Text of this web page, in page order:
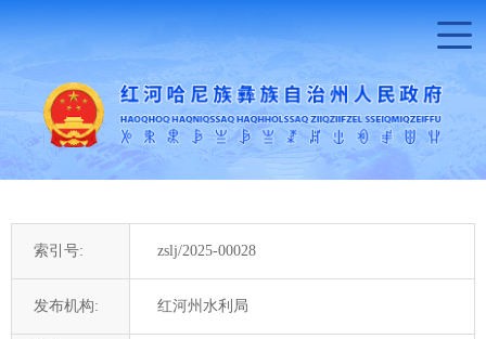
索引号: zslj/2025-00028
发布机构: 红河州水利局